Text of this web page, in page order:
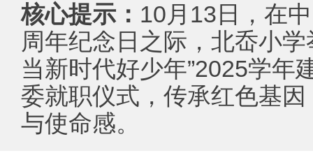
核心提示： 10月13日，在
周年纪念日之际，北岙小
当新时代好少年”2025学年
委就职仪式，传承红色基
与使命感。